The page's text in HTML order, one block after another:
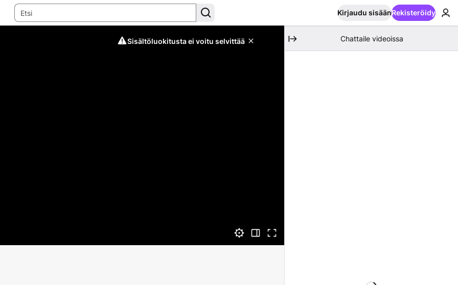
Kirjaudu sisäänRekisteröidy
Sisältöluokitusta ei voitu selvittää Chattaile videoissa